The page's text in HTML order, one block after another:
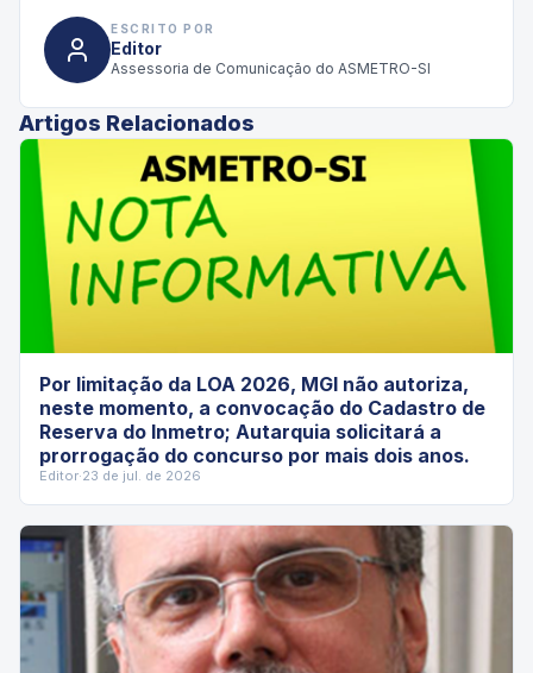
ESCRITO POR
Editor
Assessoria de Comunicação do ASMETRO-SI
Artigos Relacionados
Por limitação da LOA 2026, MGI não autoriza,
neste momento, a convocação do Cadastro de
Reserva do Inmetro; Autarquia solicitará a
prorrogação do concurso por mais dois anos.
Editor·23 de jul. de 2026